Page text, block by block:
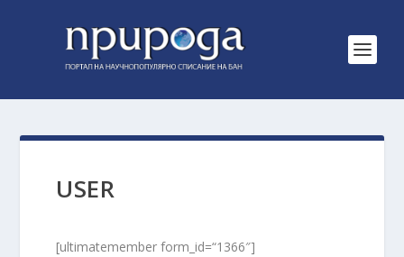
USER
[ultimatemember form_id=“1366″]